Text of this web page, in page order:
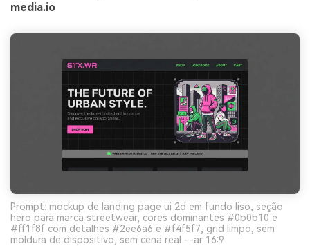
media.io
Prompt: mockup de landing page ui 2d em fundo liso, seção
hero para marca streetwear, cores dominantes #0b0b10 e
#ff1f8f com detalhes #2ee6a6 e #f4f5f7, grid limpo, sem
moldura de dispositivo, sem cena real --ar 16:9